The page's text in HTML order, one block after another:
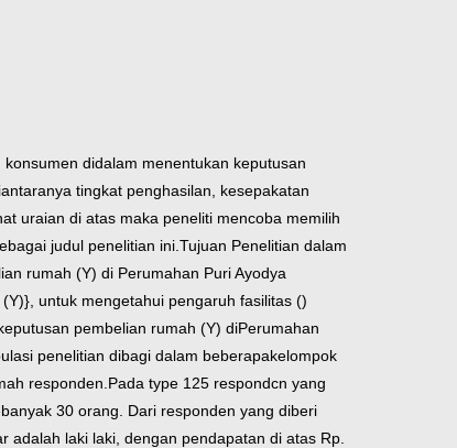
konsumen didalam menentukan keputusan
tingkat penghasilan, kesepakatan
uraian di atas maka peneliti mencoba memilih
judul penelitian ini. Tujuan Penelitian dalam
rumah (Y) di Perumahan Puri Ayodya
untuk mengetahui pengaruh fasilitas ()
pembelian rumah (Y) diPerumahan
penelitian dibagi dalam beberapakelompok
responden. Pada type 125 respondcn yang
30 orang. Dari responden yang diberi
adalah laki­ laki, dengan pendapatan di atas Rp.